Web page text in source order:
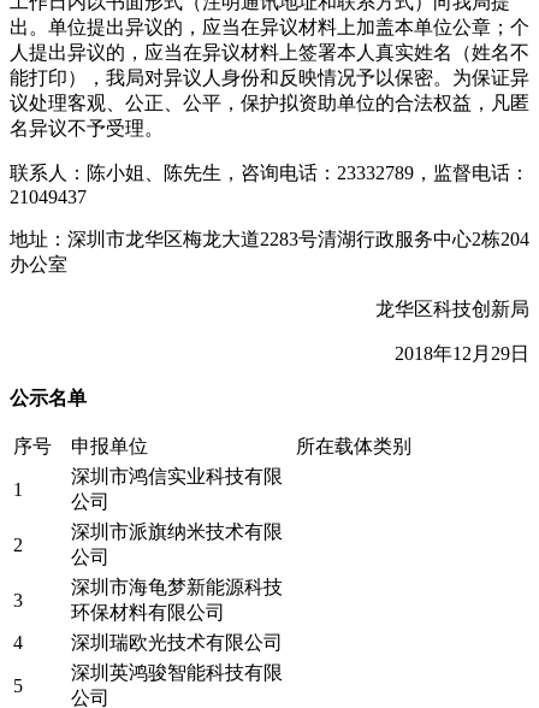
出。单位提出异议的，应当在异议材料上加盖本单位公章；个
人提出异议的，应当在异议材料上签署本人真实姓名（姓名不
能打印），我局对异议人身份和反映情况予以保密。为保证异
议处理客观、公正、公平，保护拟资助单位的合法权益，凡匿
名异议不予受理。
联系人：陈小姐、陈先生，咨询电话：23332789，监督电话：
21049437
地址：深圳市龙华区梅龙大道2283号清湖行政服务中心2栋204
办公室
龙华区科技创新局
2018年12月29日
公示名单
序号 申报单位 所在载体类别
1
深圳市鸿信实业科技有限
公司
2
深圳市派旗纳米技术有限
公司
3
深圳市海龟梦新能源科技
环保材料有限公司
4
深圳瑞欧光技术有限公司
5
深圳英鸿骏智能科技有限
公司